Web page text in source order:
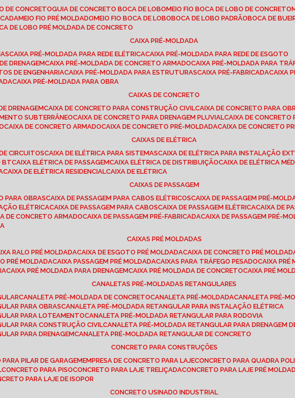
DE CONCRETO
GUIA DE CONCRETO BOCA DE LOBO MEIO FIO BOCA DE LOBO DE CONCRETO
MEIO FIO PRÉ MOLDADO MEIO FIO BOCA DE LOBO BOCA DE LOBO PADRÃO BOCA DE
DE LOBO PRÉ MOLDADA DE CONCRETO
CAIXA PRÉ-MOLDADA
CAIXA PRÉ-MOLDADA PARA REDE ELÉTRICA CAIXA PRÉ-MOLDADA PARA REDE DE ESGOTO
DRENAGEM CAIXA PRÉ-MOLDADA DE CONCRETO ARMADO CAIXA PRÉ-MOLDADA PARA
DE ENGENHARIA CAIXA PRÉ-MOLDADA PARA ESTRUTURAS CAIXA PRÉ-FABRICADA CAIXA
CAIXA PRÉ-MOLDADA PARA OBRA
CAIXAS DE CONCRETO
DRENAGEM CAIXA DE CONCRETO PARA CONSTRUÇÃO CIVIL CAIXA DE CONCRETO PARA
SUBTERRÂNEO CAIXA DE CONCRETO PARA DRENAGEM PLUVIAL CAIXA DE
CAIXA DE CONCRETO ARMADO CAIXA DE CONCRETO PRÉ-MOLDADA CAIXA DE CONCRETO
CAIXAS DE ELÉTRICA
CIRCUITOS CAIXA DE ELÉTRICA PARA SISTEMAS CAIXA DE ELÉTRICA PARA INSTALAÇÃO
BT CAIXA ELÉTRICA DE PASSAGEM CAIXA ELÉTRICA DE DISTRIBUIÇÃO CAIXA DE ELÉTRICA
CAIXA DE ELÉTRICA RESIDENCIAL CAIXA DE ELÉTRICA
CAIXAS DE PASSAGEM
PARA OBRAS CAIXA DE PASSAGEM PARA CABOS ELÉTRICOS CAIXA DE PASSAGEM PRÉ-
ELÉTRICA CAIXA DE PASSAGEM PARA CABOS CAIXA DE PASSAGEM ELÉTRICA CAIXA DE
DE CONCRETO ARMADO CAIXA DE PASSAGEM PRÉ-FABRICADA CAIXA DE PASSAGEM PRÉ-
CAIXAS PRÉ MOLDADAS
RALO PRÉ MOLDADA CAIXA DE ESGOTO PRÉ MOLDADA CAIXA DE CONCRETO PRÉ
PRÉ MOLDADA CAIXA PASSAGEM PRÉ MOLDADA CAIXAS PARA TRÁFEGO PESADO CAIXA
CAIXA PRÉ MOLDADA PARA DRENAGEM CAIXA PRÉ MOLDADA DE CONCRETO CAIXA PRÉ
CANALETAS PRÉ-MOLDADAS RETANGULARES
CANALETA PRÉ-MOLDADA DE CONCRETO CANALETA PRÉ-MOLDADA CANALETA PRÉ-
PARA OBRAS CANALETA PRÉ-MOLDADA RETANGULAR PARA INSTALAÇÃO ELÉTRICA
PARA LOTEAMENTO CANALETA PRÉ-MOLDADA RETANGULAR PARA RODOVIA
PARA CONSTRUÇÃO CIVIL CANALETA PRÉ-MOLDADA RETANGULAR PARA DRENAGEM
PARA DRENAGEM CANALETA PRÉ-MOLDADA RETANGULAR DE CONCRETO
CONCRETO PARA CONSTRUÇÕES
PARA PILAR DE GARAGEM EMPRESA DE CONCRETO PARA LAJE CONCRETO PARA QUADRA
CONCRETO PARA PISO CONCRETO PARA LAJE TRELIÇADA CONCRETO PARA LAJE PRÉ
PARA LAJE DE ISOPOR
CONCRETO USINADO INDUSTRIAL